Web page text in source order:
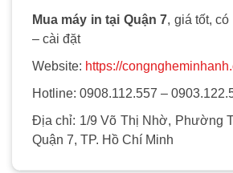
Mua máy in tại Quận 7, giá tốt,
– cài đặt
Website: https://
Hotline: 0908.112.557 –
Địa chỉ: 1/9 Võ Thị Nhờ, Phường
Quận 7, TP. Hồ Chí Minh